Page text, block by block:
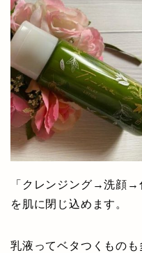
「クレンジング→洗顔→
を肌に閉じ込めます。
乳液ってベタつくもの